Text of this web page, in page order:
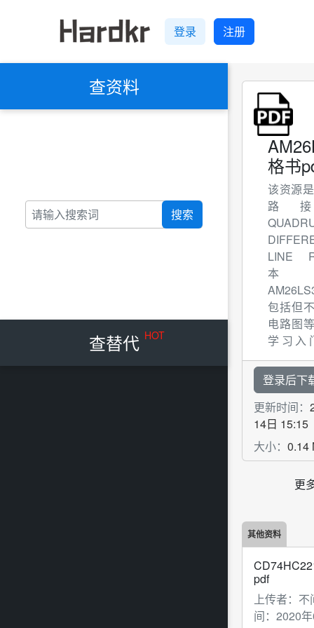
登录 注册
查资料
搜索
查替代 HOT
格书
该资源
路
LINE
本
包括但
电路图
学习入
助。
登录后下
更新时间：
14日 15:15
大小： 0.14
更
其他资料
pdf
上传者： 不
间： 2020